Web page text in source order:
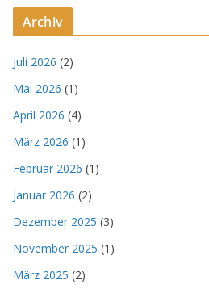
Archiv
Juli 2026 (2)
Mai 2026 (1)
April 2026 (4)
März 2026 (1)
Februar 2026 (1)
Januar 2026 (2)
Dezember 2025 (3)
November 2025 (1)
März 2025 (2)